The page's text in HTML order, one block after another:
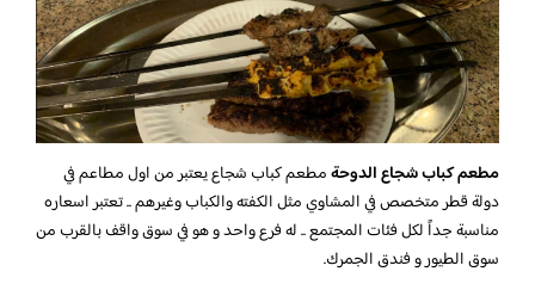
مطعم كباب شجاع الدوحةمطعم كباب شجاع يعتبر من اول مطاعم في
دولة قطر متخصص في المشاوي مثل الكفته والكباب وغيرهم .. تعتبر اسعاره
مناسبة جداً لكل فئات المجتمع .. له فرع واحد و هو في سوق واقف بالقرب من
سوق الطيور و فندق الجمرك.